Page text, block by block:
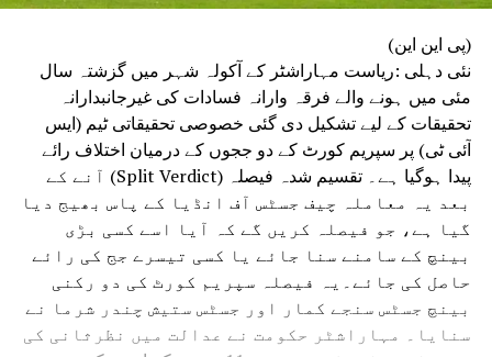
(پی این این)
نئی دہلی :ریاست مہاراشٹر کے آکولہ شہر میں گزشتہ سال
مئی میں ہونے والے فرقہ وارانہ فسادات کی غیرجانبدارانہ
تحقیقات کے لیے تشکیل دی گئی خصوصی تحقیقاتی ٹیم (ایس
آئی ٹی) پر سپریم کورٹ کے دو ججوں کے درمیان اختلاف رائے
پیدا ہوگیا ہے۔ تقسیم شدہ فیصلہ (Split Verdict) آنے کے
بعد یہ معاملہ چیف جسٹس آف انڈیا کے پاس بھیج دیا
گیا ہے، جو فیصلہ کریں گے کہ آیا اسے کسی بڑی
بینچ کے سامنے سنا جائے یا کسی تیسرے جج کی رائے
حاصل کی جائے۔یہ فیصلہ سپریم کورٹ کی دو رکنی
بینچ جسٹس سنجے کمار اور جسٹس ستیش چندر شرما نے
سنایا۔ مہاراشٹر حکومت نے عدالت میں نظرثانی کی